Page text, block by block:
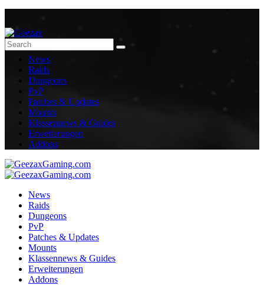
News
Raids
Dungeons
PvP
Patches & Updates
Mounts
Klassennews & Guides
Erweiterungen
Addons
News
Raids
Dungeons
PvP
Patches & Updates
Mounts
Klassennews & Guides
Erweiterungen
Addons